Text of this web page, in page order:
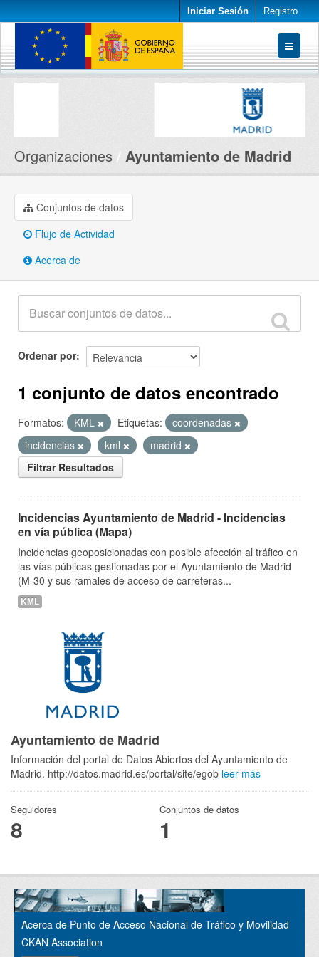
Iniciar Sesión Registro
Conjuntos de datos
Organizaciones Ayuntamiento de Madrid
Conjuntos de datos
Flujo de Actividad
Acerca de
Ordenar por
1 conjunto de datos encontrado
Formatos: KML Etiquetas:
coordenadas
incidencias
kml
madrid
Filtrar Resultados
Incidencias Ayuntamiento de Madrid - Incidencias
en vía pública (Mapa)
Incidencias geoposicionadas con posible afección al tráfico en
las vías públicas gestionadas por el Ayuntamiento de Madrid
(M-30 y sus ramales de acceso de carreteras...
KML
Ayuntamiento de Madrid
Información del portal de Datos Abiertos del Ayuntamiento de
Madrid. http://datos.madrid.es/portal/site/egob leer más
Seguidores
8
Conjuntos de datos
1
Acerca de Punto de Acceso Nacional de Tráfico y Movilidad
CKAN Association